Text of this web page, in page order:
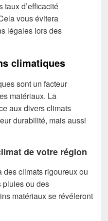
taux d’efficacité
vous évitera
légales lors des
climatiques
sont un facteur
matériaux. La
aux divers climats
durabilité, mais aussi
de votre région
des climats rigoureux ou
pluies ou des
matériaux se révéleront